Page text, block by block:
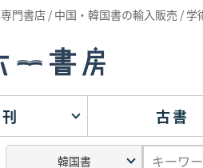
門書店 / 中国・韓国書の輸入販売 / 学
古書